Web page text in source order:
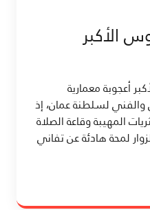
الأكبر
أعجوبة معمارية
والفني لسلطنة عمان، إذ
المهيبة وقاعة الصلاة
لمحة هادئة عن تفاني